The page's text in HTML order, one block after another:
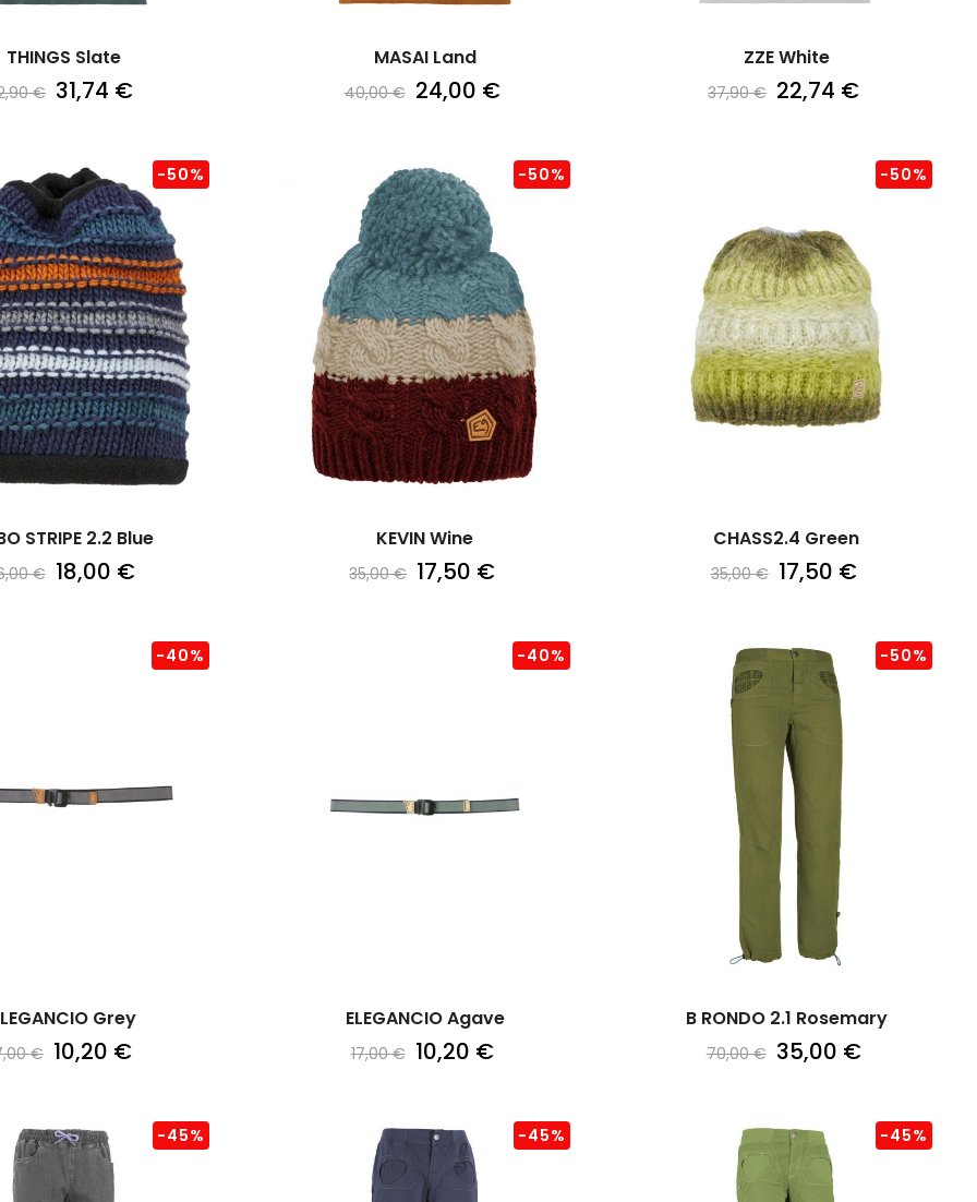
THINGS Slate
€ 31,74 €
MASAI Land
40,00 € 24,00 €
ZZE White
37,90 € 22,74 €
STRIPE 2.2 Blue
€
-50%
18,00 €
KEVIN Wine
35,00 €
-50%
17,50 €
CHASS2.4 Green
35,00 €
-50%
17,50 €
Grey
€
-40%
10,20 €
ELEGANCIO Agave
17,00 €
-40%
10,20 €
B RONDO 2.1 Rosemary
70,00 €
-50%
35,00 €
-45% -45% -45%